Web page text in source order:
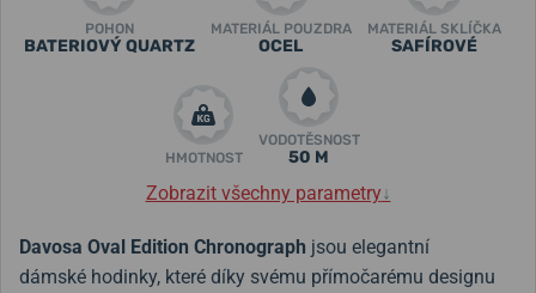
POHON
BATERIOVÝ QUARTZ
MATERIÁL POUZDRA
OCEL
MATERIÁL SKLÍČKA
SAFÍROVÉ
HMOTNOST
VODOTĚSNOST
50 M
Zobrazit všechny parametry↓
Davosa Oval Edition Chronograph jsou elegantní
dámské hodinky, které díky svému přímočarému designu